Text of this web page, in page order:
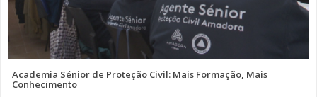
Academia Sénior de Proteção Civil: Mais Formação, Mais
Conhecimento